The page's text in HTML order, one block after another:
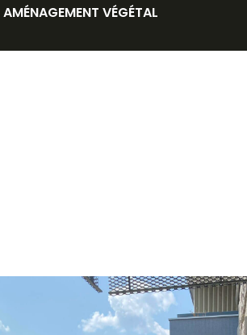
AMÉNAGEMENT VÉGÉTAL